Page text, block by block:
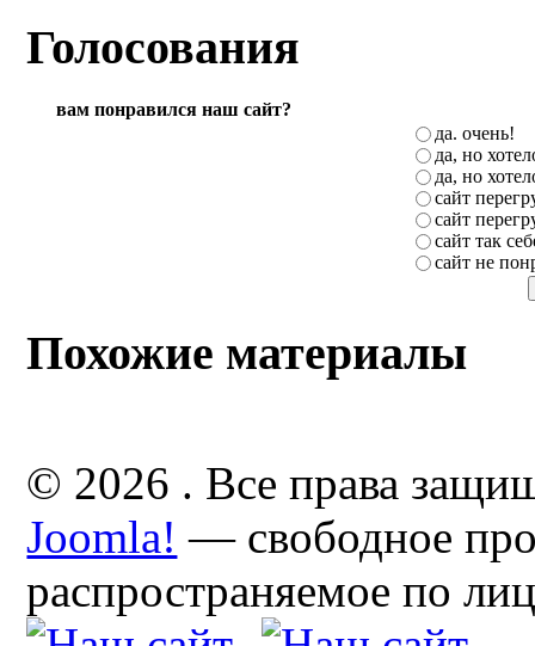
Голосования
вам понравился наш сайт?
да. очень!
да, но
да, но
сайт
сайт
сайт так
сайт не
Похожие материалы
© 2026 . Все права
Joomla! — свободное
распространяемое по